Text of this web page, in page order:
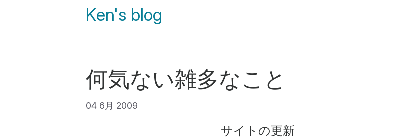
Ken's blog
何気ない雑多なこと
04 6月 2009
サイトの更新